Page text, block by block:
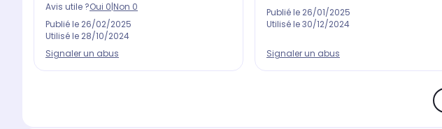
Avis utile ?Oui 0|Non 0
Publié le 26/02/2025
Utilisé le 28/10/2024
Signaler un abus
Publié le 26/01/2025
Utilisé le30/12/2024
Signaler un abus